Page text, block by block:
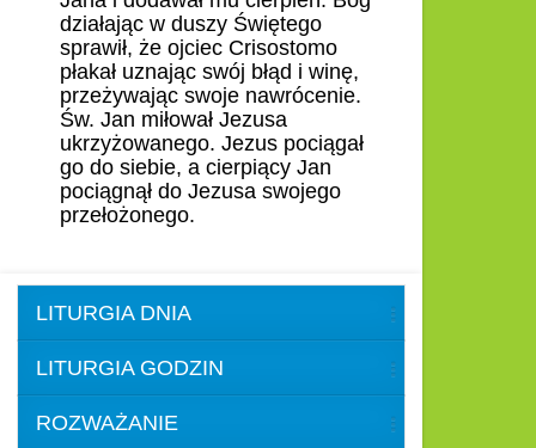
działając w duszy Świętego
sprawił, że ojciec Crisostomo
płakał uznając swój błąd i winę,
przeżywając swoje nawrócenie.
Św. Jan miłował Jezusa
ukrzyżowanego. Jezus pociągał
go do siebie, a cierpiący Jan
pociągnął do Jezusa swojego
przełożonego.
LITURGIA DNIA
LITURGIA GODZIN
ROZWAŻANIE